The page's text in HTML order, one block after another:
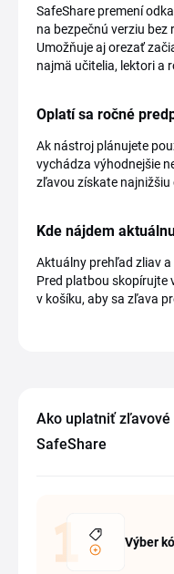
SafeShare premení
na bezpečnú verziu
Umožňuje aj orezať
najmä učitelia, lektori a
Oplatí sa ročné
Ak nástroj plánujete
vychádza výhodnejšie
zľavou získate najnižšiu
Kde nájdem
Aktuálny prehľad zliav
Pred platbou skopírujte
v košíku, aby sa zľava
Ako uplatniť zľavové
SafeShare
Výber